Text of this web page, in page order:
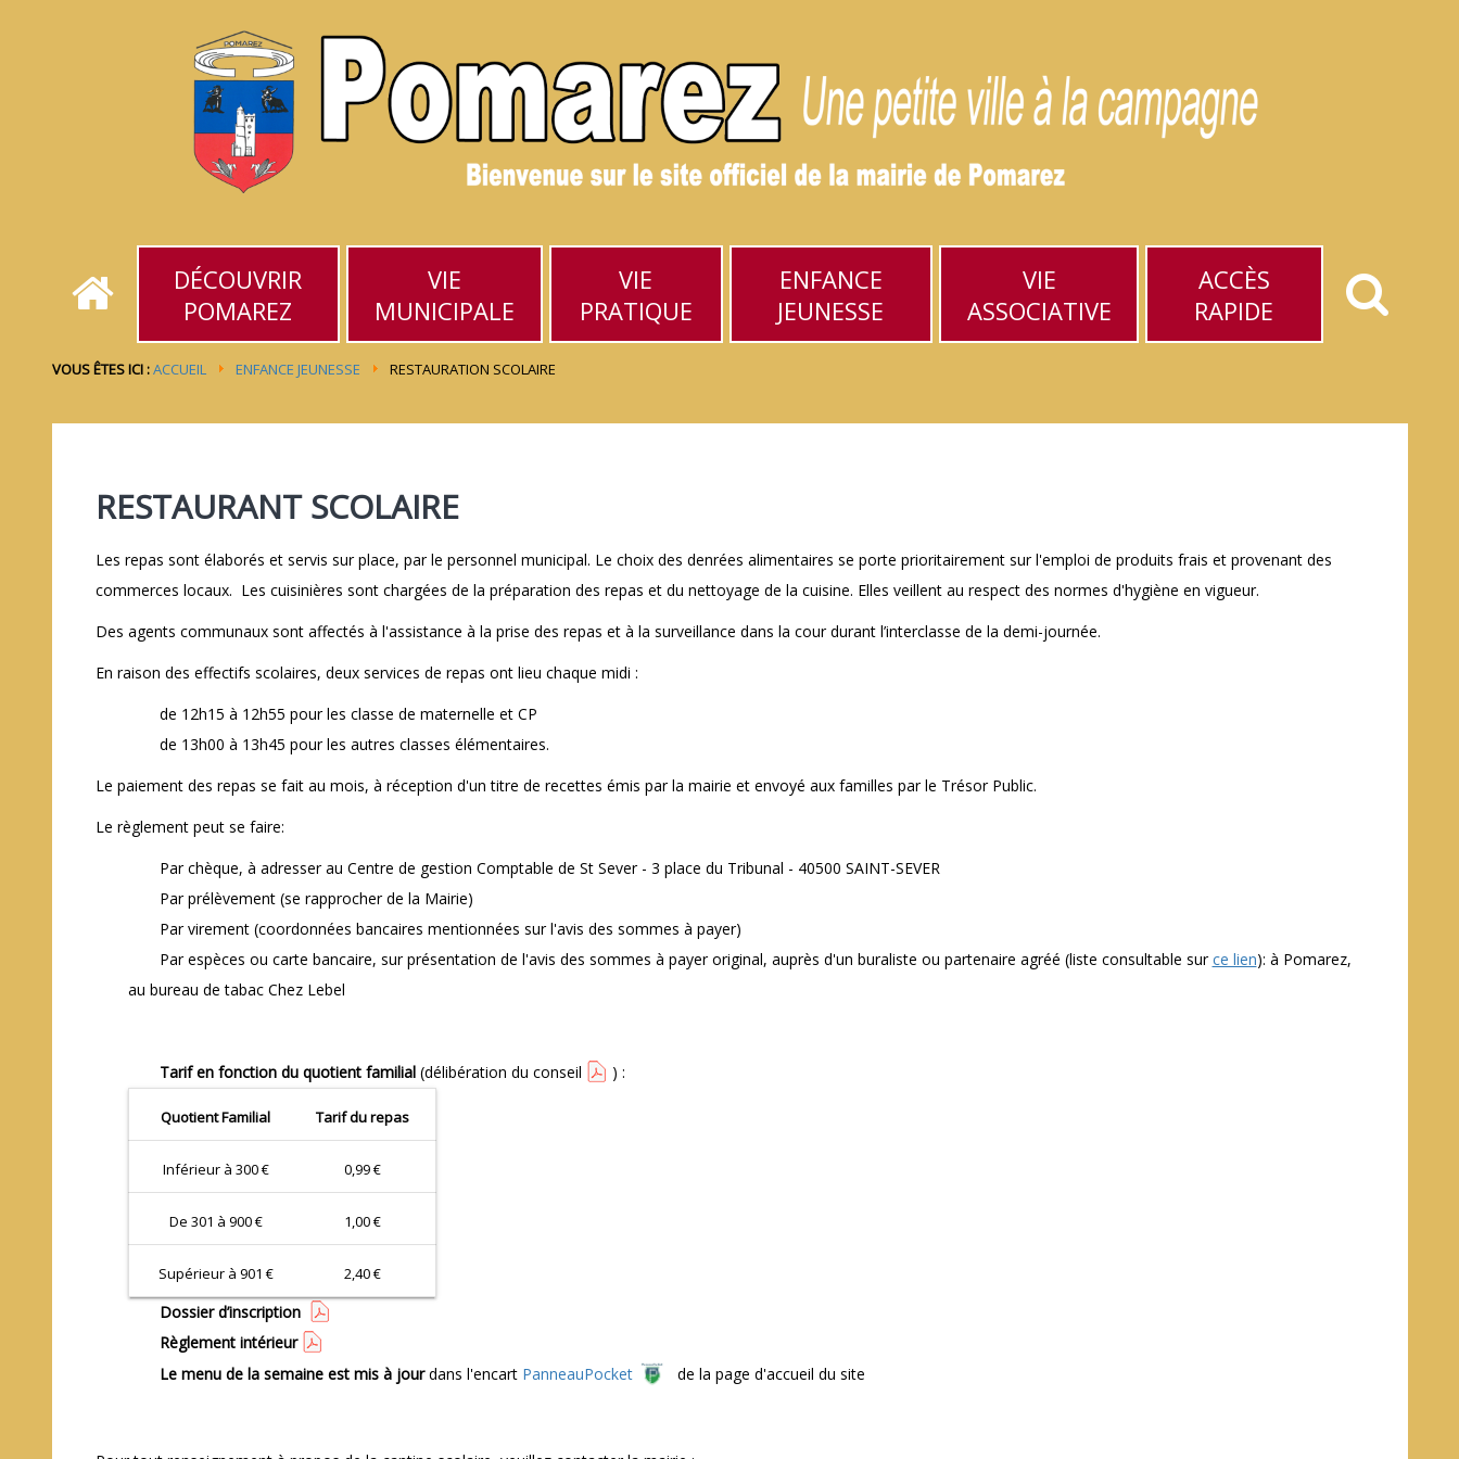
DÉCOUVRIR
POMAREZ
VIE
MUNICIPALE
VIE
PRATIQUE
ENFANCE
JEUNESSE
VIE
ASSOCIATIVE
ACCÈS
RAPIDE
VOUS ÊTES ICI :ACCUEIL ENFANCE JEUNESSE RESTAURATION SCOLAIRE
RESTAURANT SCOLAIRE
Les repas sont élaborés et servis sur place, par le personnel municipal. Le choix des denrées alimentaires se porte prioritairement sur l'emploi de produits frais et provenant des
commerces locaux. Les cuisinières sont chargées de la préparation des repas et du nettoyage de la cuisine. Elles veillent au respect des normes d'hygiène en vigueur.
Des agents communaux sont affectés à l'assistance à la prise des repas et à la surveillance dans la cour durant l’interclasse de la demi-journée.
En raison des effectifs scolaires, deux services de repas ont lieu chaque midi :
de 12h15 à 12h55 pour les classe de maternelle et CP
de 13h00 à 13h45 pour les autres classes élémentaires.
Le paiement des repas se fait au mois, à réception d'un titre de recettes émis par la mairie et envoyé aux familles par le Trésor Public.
Le règlement peut se faire:
Par chèque, à adresser au Centre de gestion Comptable de St Sever - 3 place du Tribunal - 40500 SAINT-SEVER
Par prélèvement (se rapprocher de la Mairie)
Par virement (coordonnées bancaires mentionnées sur l'avis des sommes à payer)
Par espèces ou carte bancaire, sur présentation de l'avis des sommes à payer original, auprès d'un buraliste ou partenaire agréé (liste consultable surce lien): à Pomarez,
au bureau de tabac Chez Lebel
Tarif en fonction du quotient familial (délibération du conseil ) :
Quotient Familial Tarif du repas
Inférieur à 300 € 0,99 €
De 301 à 900 € 1,00 €
Supérieur à 901 € 2,40 €
Dossier d’inscription
Règlement intérieur
Le menu de la semaine est mis à jourdans l'encart PanneauPocket de la page d'accueil du site